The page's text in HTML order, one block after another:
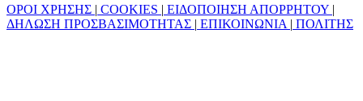
ΟΡΟΙ ΧΡΗΣΗΣ | COOKIES | ΕΙΔΟΠΟΙΗΣΗ ΑΠΟΡΡΗΤΟΥ |
ΔΗΛΩΣΗ ΠΡΟΣΒΑΣΙΜΟΤΗΤΑΣ | ΕΠΙΚΟΙΝΩΝΙΑ | ΠΟΛΙΤΗΣ